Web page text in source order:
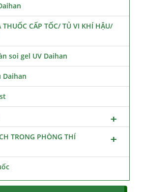
CẤP TỐC/ TỦ VI KHÍ HẬU/
soi gel UV Daihan
Daihan
TRONG PHÒNG THÍ